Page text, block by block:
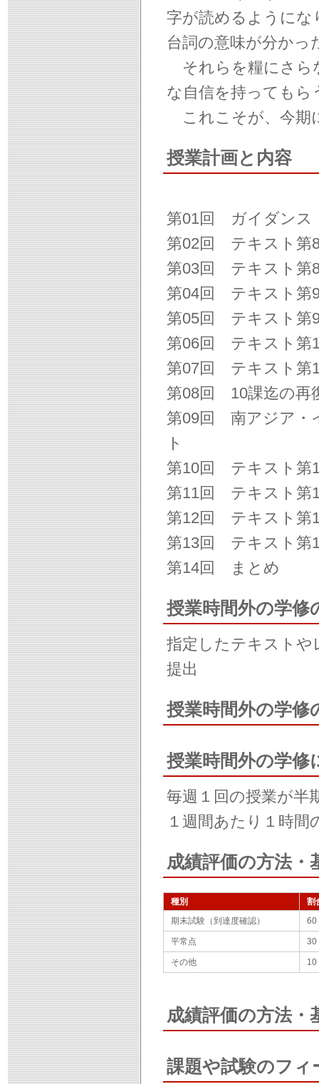
字が読めるようにな
台詞の意味が分かっ
それらを糧にさら
な自信を持ってもら
これこそが、今期
授業計画と内容
第01回 ガイダンス
第02回 テキスト第
第03回 テキスト第
第04回 テキスト第
第05回 テキスト第
第06回 テキスト第
第07回 テキスト第
第08回 10課迄の再
第09回 南アジア・
ト
第10回 テキスト第
第11回 テキスト第
第12回 テキスト第
第13回 テキスト第
第14回 まとめ
授業時間外の学修
指定したテキストや
提出
授業時間外の学修
授業時間外の学修
毎週１回の授業が半
１週間あたり１時間
成績評価の方法・
種別
割
期末試験（到達度確認）
60
平常点 30
その他 10
成績評価の方法・
課題や試験のフィ